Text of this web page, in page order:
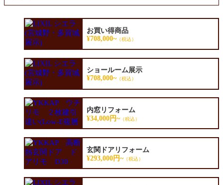
お買い得商品
¥708,000~（税込）
ショールーム展示
¥708,000~（税込）
内窓リフォーム
¥34,000円~（税込）
玄関ドアリフォーム
¥293,000円~（税込）